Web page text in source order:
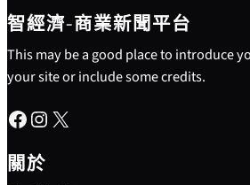
智經濟-商業新聞平台
This may be a good place to introduce
your site or include some credits.
Facebook Instagram X
關於